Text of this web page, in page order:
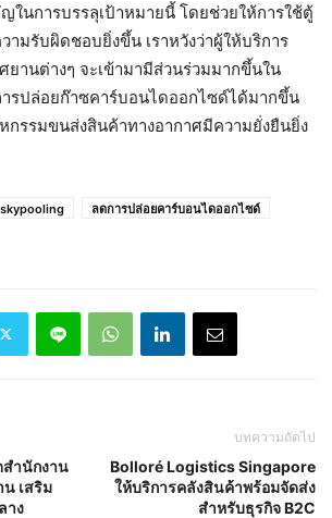
ในการบรรลุเป้าหมายนี้ โดยช่วยให้การใช้ตู้
ามรับผิดชอบยิ่งขึ้น เราหวังว่าผู้ให้บริการ
านต่างๆ จะเข้ามามีส่วนร่วมมากขึ้นใน
รปล่อยก๊าซคาร์บอนไดออกไซด์ได้มากขึ้น
กรรมขนส่งสินค้าทางอากาศมีความยั่งยืนยิ่ง
skypooling
ลดการปล่อยคาร์บอนไดออกไซด์
สำนักงาน
เสริม
าง
บทความถัดไป
Bolloré Logistics Singapore
ให้บริการคลังสินค้าพร้อมจัดส่ง
สำหรับธุรกิจ B2C